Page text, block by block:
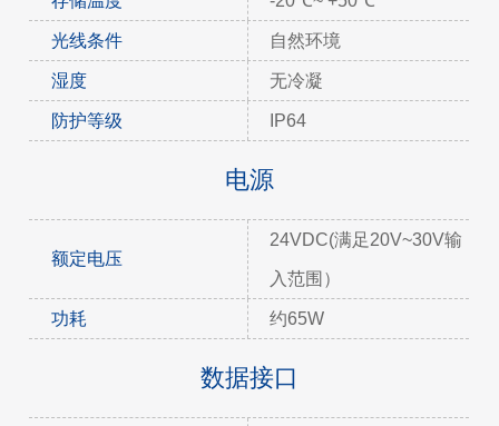
光线条件 自然环境
湿度 无冷凝
防护等级 IP64
电源
额定电压
24VDC(满足20V~30V输
入范围）
功耗 约65W
数据接口